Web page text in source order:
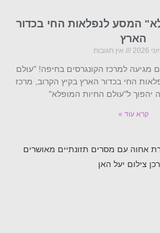
המסע לנפלאות החי בכדור
הארץ
אין תגובות
מגיעה למרכז הקונגרסים בחיפה! "עולם
החי בכדור הארץ בקיץ הקרוב, מרכז
יהפוך ל"עולם החיות המופלא"
קרא עוד »